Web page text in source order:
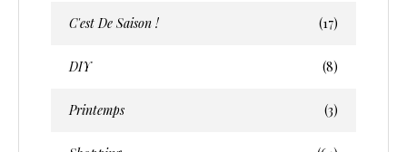
C'est De Saison ! (17)
DIY (8)
Printemps (3)